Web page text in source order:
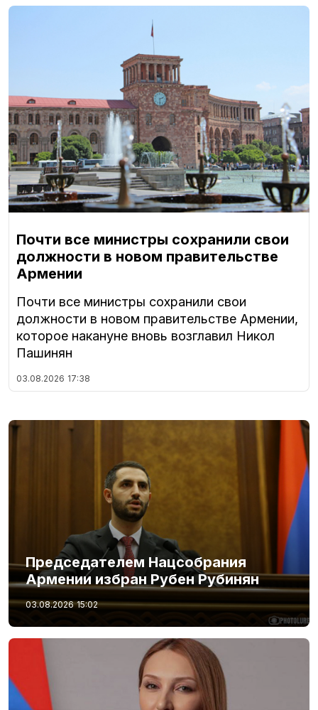
Почти все министры сохранили свои
должности в новом правительстве
Армении
Почти все министры сохранили свои
должности в новом правительстве Армении,
которое накануне вновь возглавил Никол
Пашинян
03.08.2026 17:38
Председателем Нацсобрания
Армении избран Рубен Рубинян
03.08.2026 15:02